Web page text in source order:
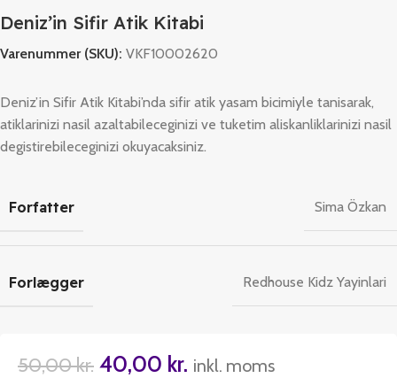
Deniz’in Sifir Atik Kitabi
Varenummer (SKU): VKF10002620
Deniz’in Sifir Atik Kitabi’nda sifir atik yasam bicimiyle tanisarak,
atiklarinizi nasil azaltabileceginizi ve tuketim aliskanliklarinizi nasil
degistirebileceginizi okuyacaksiniz.
Forfatter Sima Özkan
Forlægger Redhouse Kidz Yayinlari
50,00kr. 40,00 kr. inkl. moms